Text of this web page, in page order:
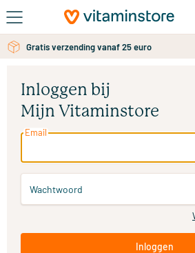
Ga naar de hoofdinhoud
Gratis verzending vanaf 25 euro
Inloggen bij
Mijn Vitaminstore
Email
Wachtwoord
Inloggen